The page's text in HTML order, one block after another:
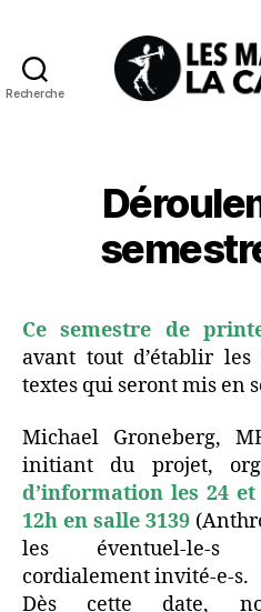
Recherche
Ce semestre de
avant tout d’établir
textes qui seront mis en
Michael Groneberg,
initiant du projet,
d’information les 24
12h en salle 3139
les éventuel-le-s
cordialement invité-e-s.
Dès cette date,